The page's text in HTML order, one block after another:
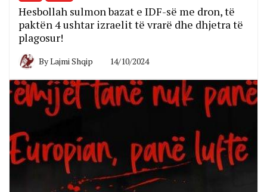
Hesbollah sulmon bazat e IDF-së me dron, të
paktën 4 ushtar izraelit të vrarë dhe dhjetra të
plagosur!
ByLajmi Shqip 14/10/2024